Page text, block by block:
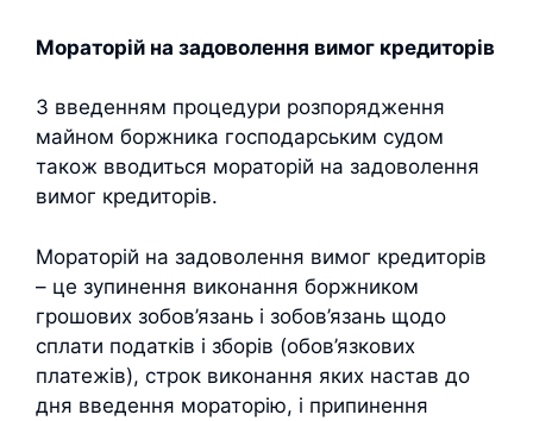
Мораторій на задоволення вимог кредиторів
З введенням процедури розпорядження
майном боржника господарським судом
також вводиться мораторій на задоволення
вимог кредиторів.
Мораторій на задоволення вимог кредиторів
– це зупинення виконання боржником
грошових зобов’язань і зобов’язань щодо
сплати податків і зборів (обов’язкових
платежів), строк виконання яких настав до
дня введення мораторію, і припинення